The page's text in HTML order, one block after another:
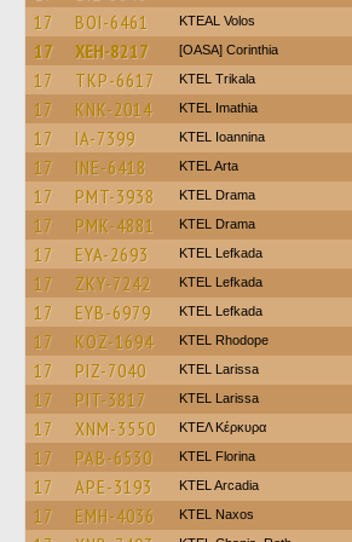
17 BOI-6461 KTEAL Volos
17 XEH-8217 [OASA] Corinthia
17 TKP-6617 ΚΤΕL Τrikala
17 KNK-2014 KTEL Imathia
17 IA-7399 KTEL Ioannina
17 INE-6418 KTEL Arta
17 PMT-3938 KTEL Drama
17 PMK-4881 KTEL Drama
17 EYA-2693 KTEL Lefkada
17 ZKY-7242 KTEL Lefkada
17 EYB-6979 KTEL Lefkada
17 KOZ-1694 KTEL Rhodope
17 PIZ-7040 KTEL Larissa
17 PIT-3817 KTEL Larissa
17 XNM-3550 ΚΤΕΛ Κέρκυρα
17 PAB-6530 KTEL Florina
17 APE-3193 KTEL Arcadia
17 EMH-4036 KTEL Naxos